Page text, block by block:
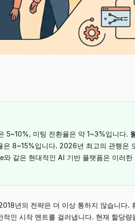
5~10%, 미팅 전환율은 약 1~3%입니다.
8~15%입니다. 2026년 최고의 관행은
같은 현대적인 AI 기반 플랫폼은 이러한
년의 전략은 더 이상 통하지 않습니다.
인 시작 멘트를 걸러냅니다. 현재 할당